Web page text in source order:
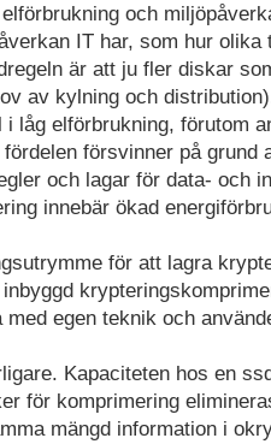
och
IT har, som hur olika
är att ju fler diskar
av kylning och
låg elförbrukning, förutom
försvinner på grund
och lagar för data- och
innebär ökad
för att lagra
egen teknik och
Kapaciteten hos en
för komprimering
mängd information i